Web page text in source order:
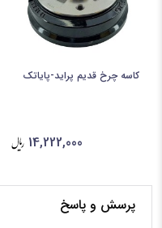
کاسه چرخ قدیم پراید-پایاتک
14,222,000
پرسش و پاسخ